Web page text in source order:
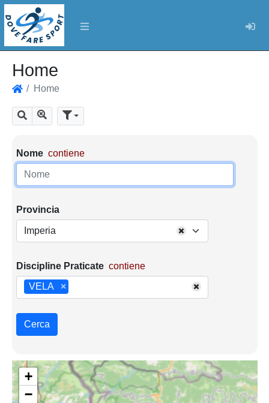
Home
Home
Cerca Mostra tutti i risultati
Parametri di ricerca
Nome contiene
Provincia
Imperia
Discipline Praticate contiene
×
VELA
Cerca
+
−